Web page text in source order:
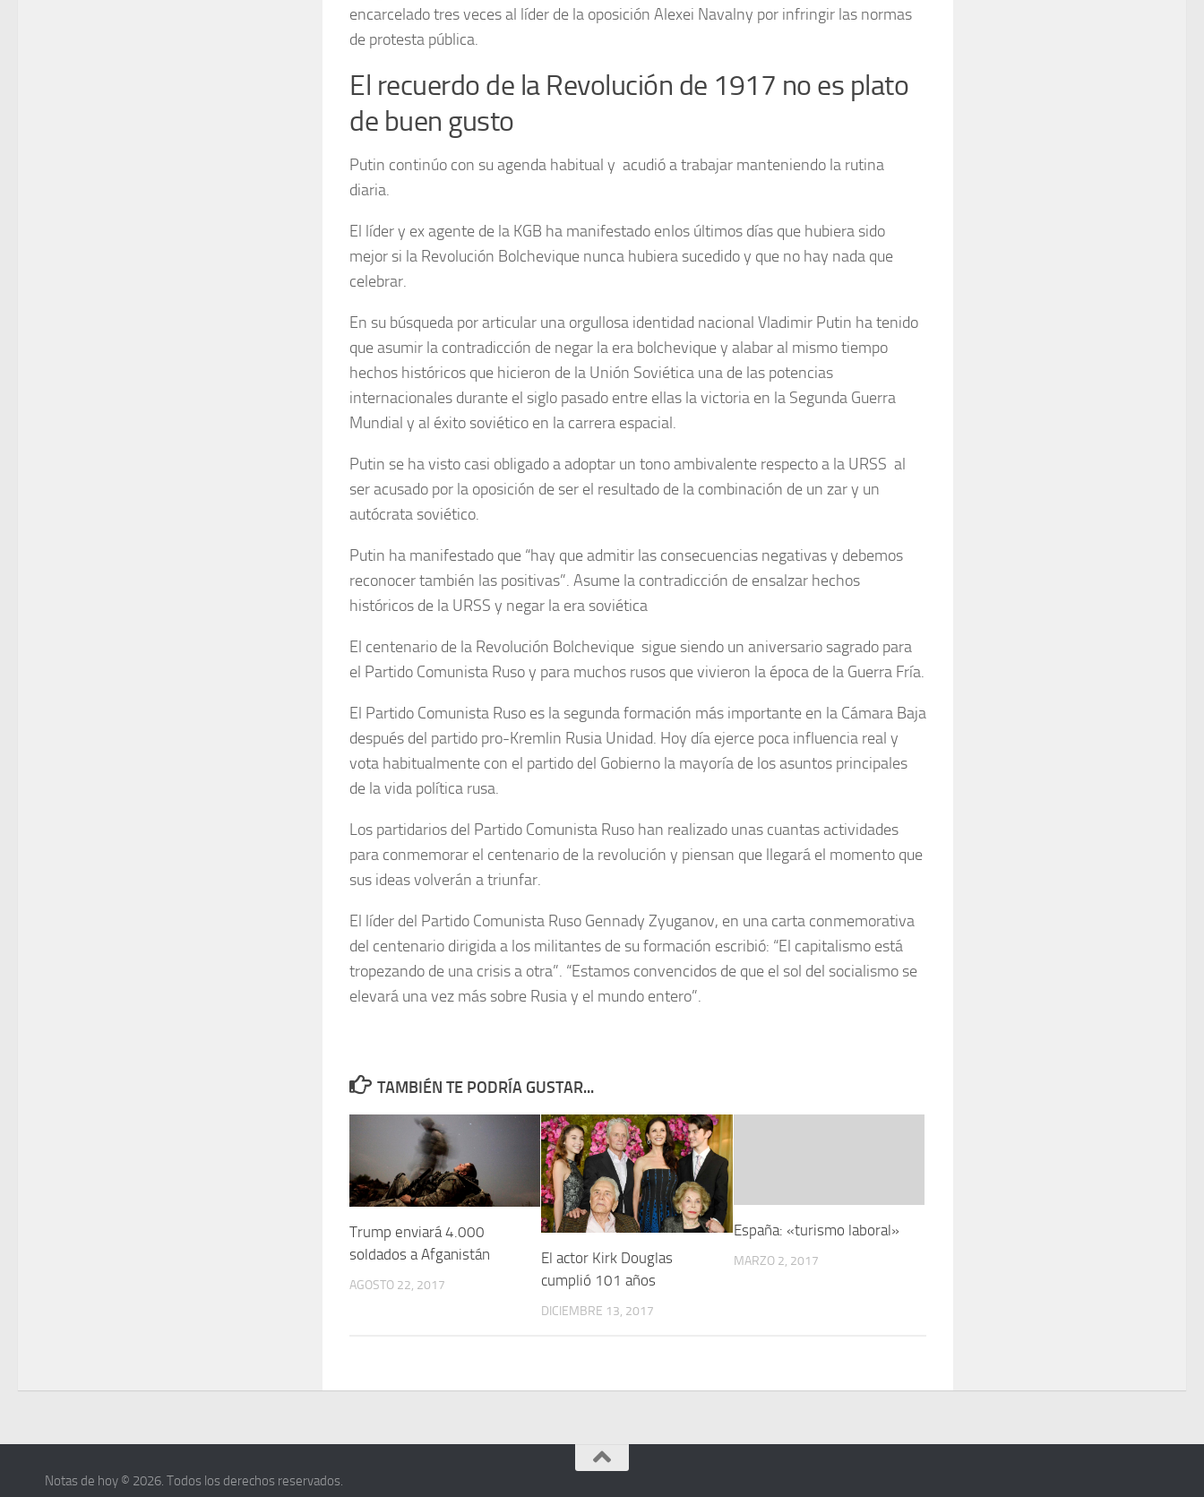
encarcelado tres veces al líder de la oposición Alexei Navalny por infringir las normas
de protesta pública.
El recuerdo de la Revolución de 1917 no es plato
de buen gusto
Putin continúo con su agenda habitual y acudió a trabajar manteniendo la rutina
diaria.
El líder y ex agente de la KGB ha manifestado enlos últimos días que hubiera sido
mejor si la Revolución Bolchevique nunca hubiera sucedido y que no hay nada que
celebrar.
En su búsqueda por articular una orgullosa identidad nacional Vladimir Putin ha tenido
que asumir la contradicción de negar la era bolchevique y alabar al mismo tiempo
hechos históricos que hicieron de la Unión Soviética una de las potencias
internacionales durante el siglo pasado entre ellas la victoria en la Segunda Guerra
Mundial y al éxito soviético en la carrera espacial.
Putin se ha visto casi obligado a adoptar un tono ambivalente respecto a la URSS al
ser acusado por la oposición de ser el resultado de la combinación de un zar y un
autócrata soviético.
Putin ha manifestado que “hay que admitir las consecuencias negativas y debemos
reconocer también las positivas”. Asume la contradicción de ensalzar hechos
históricos de la URSS y negar la era soviética
El centenario de la Revolución Bolchevique sigue siendo un aniversario sagrado para
el Partido Comunista Ruso y para muchos rusos que vivieron la época de la Guerra Fría.
El Partido Comunista Ruso es la segunda formación más importante en la Cámara Baja
después del partido pro-Kremlin Rusia Unidad. Hoy día ejerce poca influencia real y
vota habitualmente con el partido del Gobierno la mayoría de los asuntos principales
de la vida política rusa.
Los partidarios del Partido Comunista Ruso han realizado unas cuantas actividades
para conmemorar el centenario de la revolución y piensan que llegará el momento que
sus ideas volverán a triunfar.
El líder del Partido Comunista Ruso Gennady Zyuganov, en una carta conmemorativa
del centenario dirigida a los militantes de su formación escribió: “El capitalismo está
tropezando de una crisis a otra”. “Estamos convencidos de que el sol del socialismo se
elevará una vez más sobre Rusia y el mundo entero”.
TAMBIÉN TE PODRÍA GUSTAR...
Trump enviará 4.000
soldados a Afganistán
AGOSTO 22, 2017
El actor Kirk Douglas
cumplió 101 años
DICIEMBRE 13, 2017
España: «turismo laboral»
MARZO 2, 2017
Notas de hoy © 2026. Todos los derechos reservados.